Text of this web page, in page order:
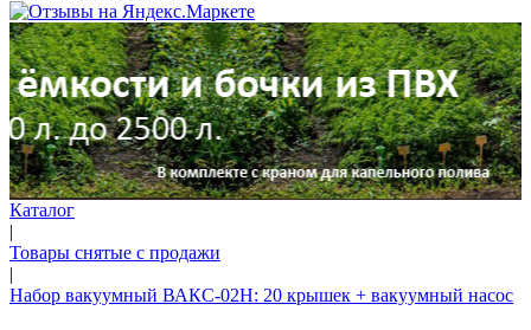
Каталог
|
Товары снятые с продажи
|
Набор вакуумный ВАКС-02Н: 20 крышек + вакуумный насос